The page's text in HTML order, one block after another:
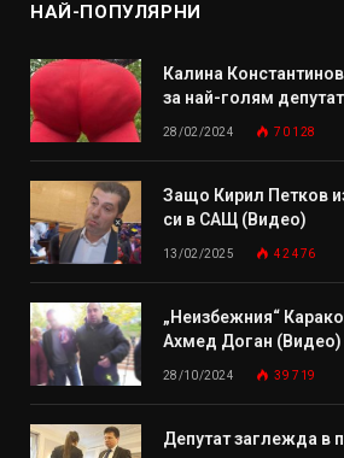
НАЙ-ПОПУЛЯРНИ
Калина
за най-голям
28/02/2024 70 128
Защо Кирил Петков
си в САЩ (Видео)
13/02/2025 42 476
„Неизбежния“
Ахмед Доган (Видео)
28/10/2024 39 719
Депутат заглежда в